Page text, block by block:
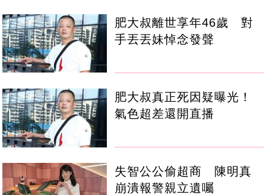
肥大叔離世享年46歲 對
手丟丟妹悼念發聲
肥大叔真正死因疑曝光！
氣色超差還開直播
失智公公偷超商 陳明真
崩潰報警親立遺囑